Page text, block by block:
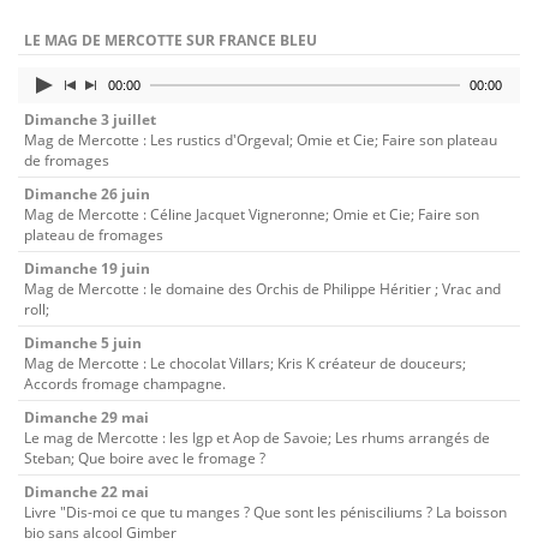
LE MAG DE MERCOTTE SUR FRANCE BLEU
00:00 00:00
Dimanche 3 juillet
Mag de Mercotte : Les rustics d'Orgeval; Omie et Cie; Faire son plateau
de fromages
Dimanche 26 juin
Mag de Mercotte : Céline Jacquet Vigneronne; Omie et Cie; Faire son
plateau de fromages
Dimanche 19 juin
Mag de Mercotte : le domaine des Orchis de Philippe Héritier ; Vrac and
roll;
Dimanche 5 juin
Mag de Mercotte : Le chocolat Villars; Kris K créateur de douceurs;
Accords fromage champagne.
Dimanche 29 mai
Le mag de Mercotte : les Igp et Aop de Savoie; Les rhums arrangés de
Steban; Que boire avec le fromage ?
Dimanche 22 mai
Livre "Dis-moi ce que tu manges ? Que sont les pénisciliums ? La boisson
bio sans alcool Gimber